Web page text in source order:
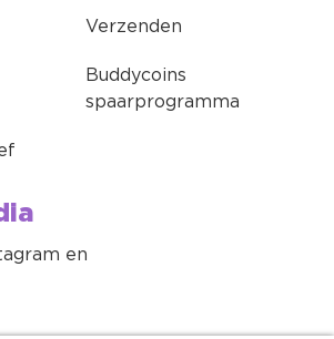
Verzenden
Buddycoins
spaarprogramma
en